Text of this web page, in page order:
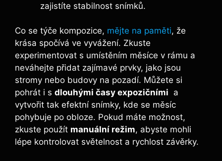
zajistíte stabilnost snímků.
Co⁣ se týče kompozice, ​ mějte na paměti, že
krása spočívá ve vyvážení. Zkuste
experimentovat s umístěním měsíce v rámu a
neváhejte přidat zajímavé prvky, jako jsou
stromy nebo budovy na pozadí. Můžete si
pohrát i ⁢s dlouhými časy expozičními ⁢ a
⁤vytvořit tak efektní‍ snímky, kde se měsíc
pohybuje po ⁢obloze. Pokud máte možnost,
zkuste použít‌ manuální režim, abyste ⁤mohli
lépe kontrolovat světelnost a rychlost závěrky.